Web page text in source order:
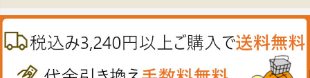
肌・皮膚のお薬
絆創膏
肝油
鉄
ノコギリヤシ
うどん・そば
喜多方ラーメン
カレー・シチュー